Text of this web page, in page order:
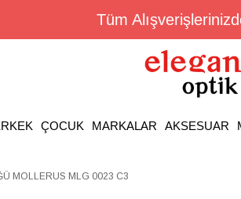
Tüm
ÇOCUK MARKALAR AKSESUAR
MOLLERUS MLG 0023 C3